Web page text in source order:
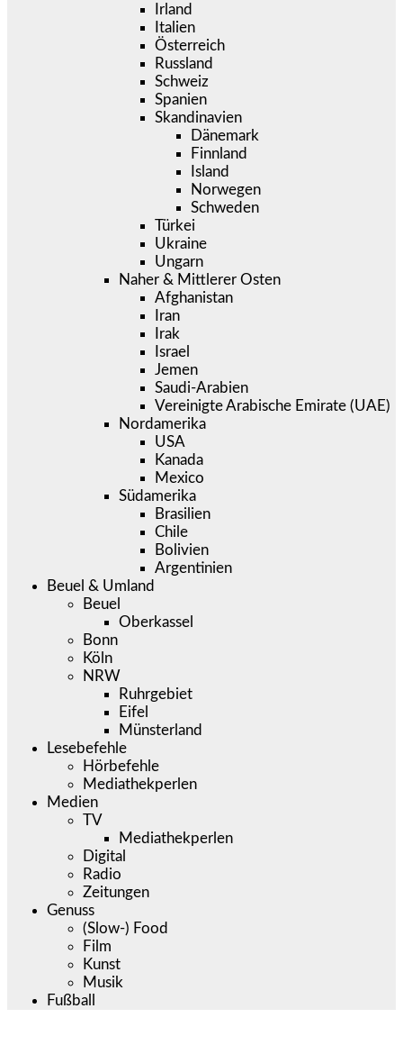
Irland
Italien
Österreich
Russland
Schweiz
Spanien
Skandinavien
Dänemark
Finnland
Island
Norwegen
Schweden
Türkei
Ukraine
Ungarn
Naher & Mittlerer Osten
Afghanistan
Iran
Irak
Israel
Jemen
Saudi-Arabien
Vereinigte Arabische Emirate (UAE)
Nordamerika
USA
Kanada
Mexico
Südamerika
Brasilien
Chile
Bolivien
Argentinien
Beuel & Umland
Beuel
Oberkassel
Bonn
Köln
NRW
Ruhrgebiet
Eifel
Münsterland
Lesebefehle
Hörbefehle
Mediathekperlen
Medien
TV
Mediathekperlen
Digital
Radio
Zeitungen
Genuss
(Slow-) Food
Film
Kunst
Musik
Fußball